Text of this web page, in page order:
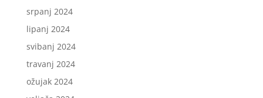
srpanj 2024
lipanj 2024
svibanj 2024
travanj 2024
ožujak 2024